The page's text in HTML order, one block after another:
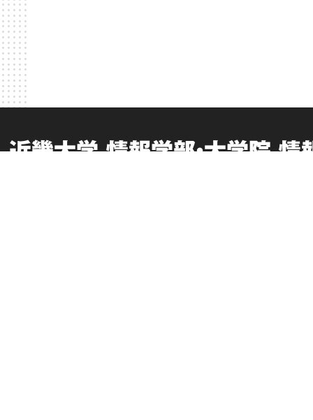
近畿大学 情報学部・大学院 情